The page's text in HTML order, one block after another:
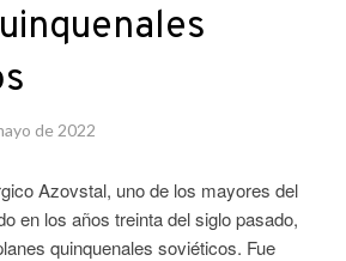
de 2022
Azovstal, uno de los mayores del
en los años treinta del siglo pasado,
quinquenales soviéticos. Fue